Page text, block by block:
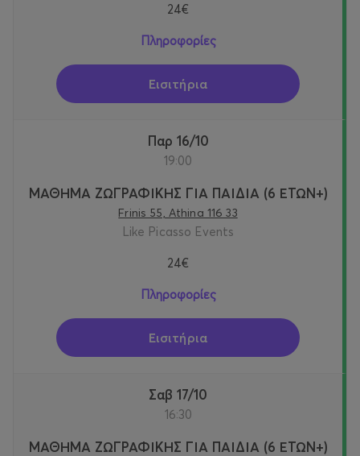
24€
Πληροφορίες
Εισιτήρια
Παρ 16/10
19:00
ΜΑΘΗΜΑ ΖΩΓΡΑΦΙΚΗΣ ΓΙΑ ΠΑΙΔΙΑ (6 ΕΤΩΝ+)
Frinis 55, Athina 116 33
Like Picasso Events
24€
Πληροφορίες
Εισιτήρια
Σαβ 17/10
16:30
ΜΑΘΗΜΑ ΖΩΓΡΑΦΙΚΗΣ ΓΙΑ ΠΑΙΔΙΑ (6 ΕΤΩΝ+)